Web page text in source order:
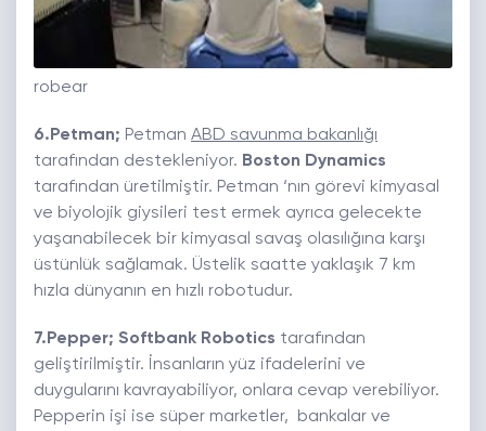
robear
6.Petman; Petman ABD savunma bakanlığı
tarafından destekleniyor. Boston Dynamics
tarafından üretilmiştir. Petman ‘nın görevi kimyasal
ve biyolojik giysileri test ermek ayrıca gelecekte
yaşanabilecek bir kimyasal savaş olasılığına karşı
üstünlük sağlamak. Üstelik saatte yaklaşık 7 km
hızla dünyanın en hızlı robotudur.
7.Pepper; Softbank Robotics tarafından
geliştirilmiştir. İnsanların yüz ifadelerini ve
duygularını kavrayabiliyor, onlara cevap verebiliyor.
Pepperin işi ise süper marketler, bankalar ve